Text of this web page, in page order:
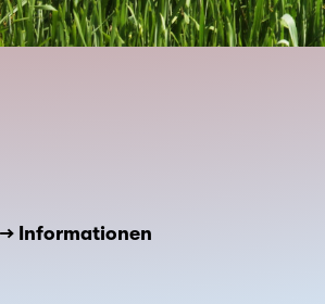
→ Informationen